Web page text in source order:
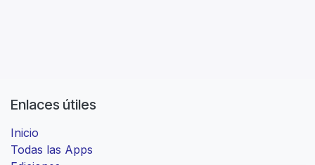
Enlaces útiles
Inicio
Todas las Apps